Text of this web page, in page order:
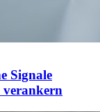
Signale
verankern